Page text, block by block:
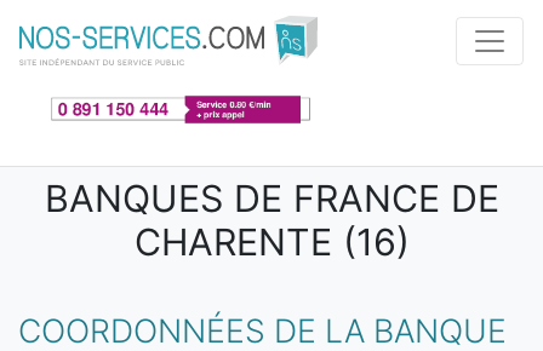
Aller au contenu principal
BANQUES DE FRANCE DE
CHARENTE (16)
COORDONNÉES DE LA BANQUE